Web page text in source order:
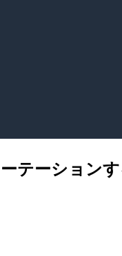
テーション